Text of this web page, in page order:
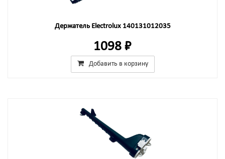
Держатель Electrolux 140131012035
1098 ₽
Добавить в корзину